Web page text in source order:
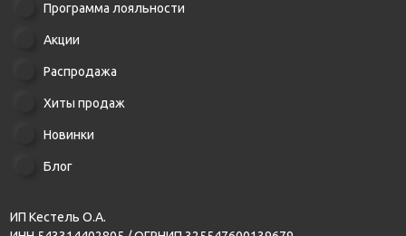
Программа лояльности
Акции
Распродажа
Хиты продаж
Новинки
Блог
ИП Кестель О.А.